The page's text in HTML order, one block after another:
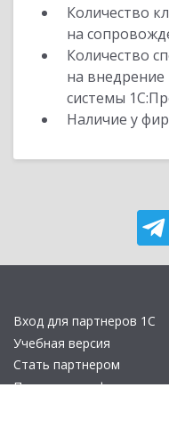
Количество
на
Количество
на
системы
Наличие у
Вход для партнеров 1С
Учебная версия
Стать партнером
Политика